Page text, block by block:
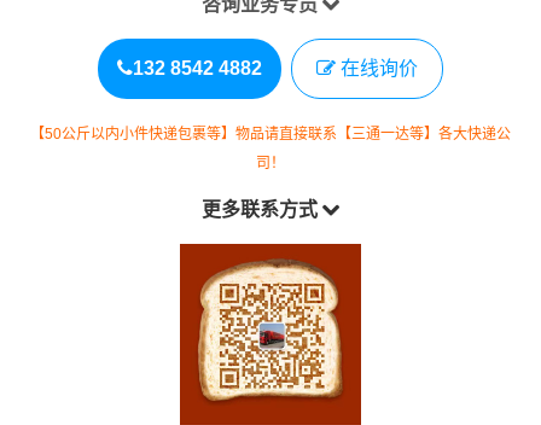
132 8542 4882 在线询价
【50公斤以内小件快递包裹等】物品请直接联系【三通一达等】各大快递公
司！
更多联系方式